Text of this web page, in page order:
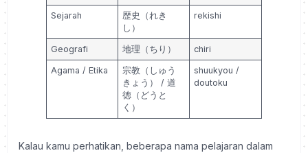
Sejarah
歴史（れき
し）
rekishi
Geografi 地理（ちり） chiri
Agama / Etika
宗教（しゅう
きょう） / 道
徳（どうと
く）
shuukyou /
doutoku
Kalau kamu perhatikan, beberapa nama pelajaran dalam